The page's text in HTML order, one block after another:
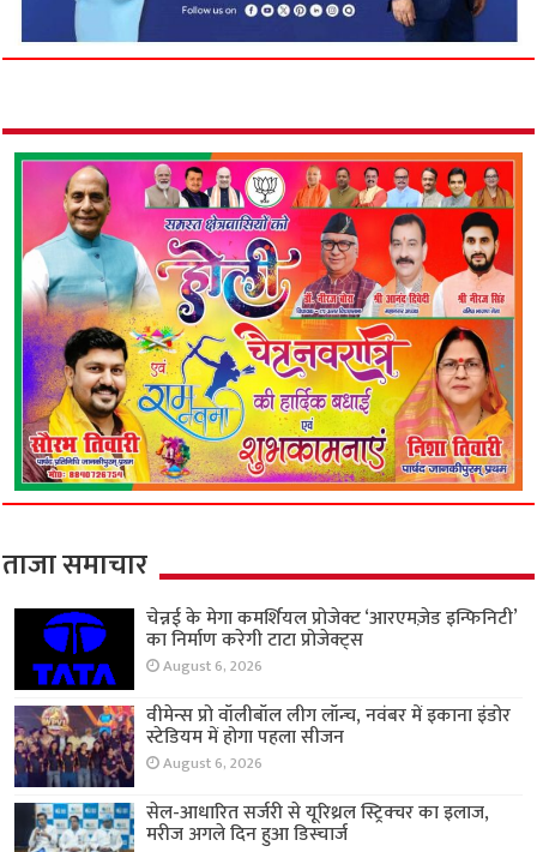
ताजा समाचार
चेन्नई के मेगा कमर्शियल प्रोजेक्ट ‘आरएमज़ेड इन्फिनिटी’
का निर्माण करेगी टाटा प्रोजेक्ट्स
August 6, 2026
वीमेन्स प्रो वॉलीबॉल लीग लॉन्च, नवंबर में इकाना इंडोर
स्टेडियम में होगा पहला सीजन
August 6, 2026
सेल-आधारित सर्जरी से यूरिथ्रल स्ट्रिक्चर का इलाज,
मरीज अगले दिन हुआ डिस्चार्ज